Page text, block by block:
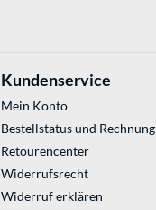
Kundenservice
Mein Konto
Bestellstatus und Rechnung
Retourencenter
Widerrufsrecht
Widerruf erklären